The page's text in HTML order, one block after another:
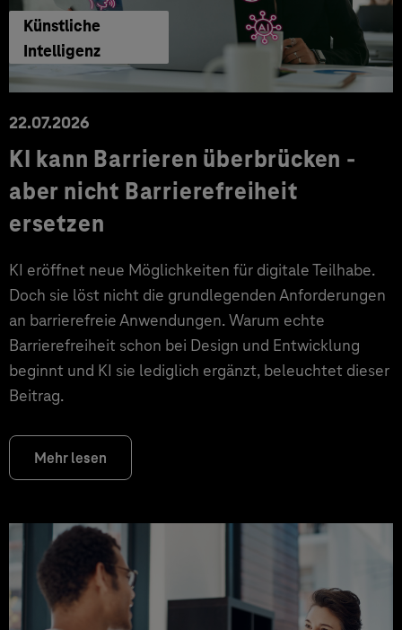
Künstliche
Intelligenz
22.07.2026
KI kann Barrieren überbrücken -
aber nicht Barrierefreiheit
ersetzen
KI eröffnet neue Möglichkeiten für digitale Teilhabe.
Doch sie löst nicht die grundlegenden Anforderungen
an barrierefreie Anwendungen. Warum echte
Barrierefreiheit schon bei Design und Entwicklung
beginnt und KI sie lediglich ergänzt, beleuchtet dieser
Beitrag.
Mehr lesen